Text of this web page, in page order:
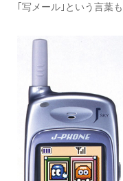
｢写メール｣という言葉